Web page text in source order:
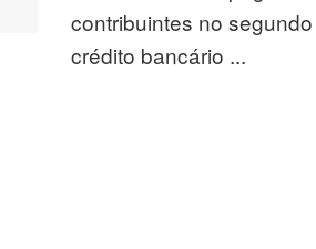
contribuintes no
crédito bancário ...